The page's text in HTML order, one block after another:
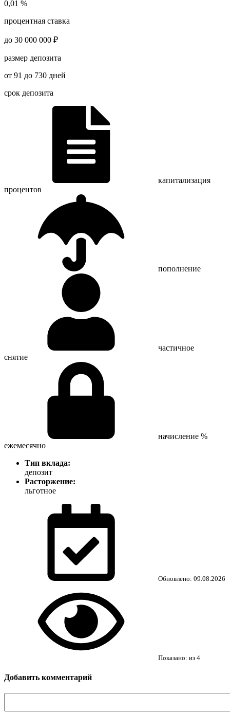
0,01 %
процентная ставка
до 30 000 000 ₽
размер депозита
от 91 до 730 дней
срок депозита
капитализация
процентов
пополнение
частичное
снятие
начисление %
ежемесячно
Тип вклада:
депозит
Расторжение:
льготное
Обновлено: 09.08.2026
Показано: из 4
Добавить комментарий